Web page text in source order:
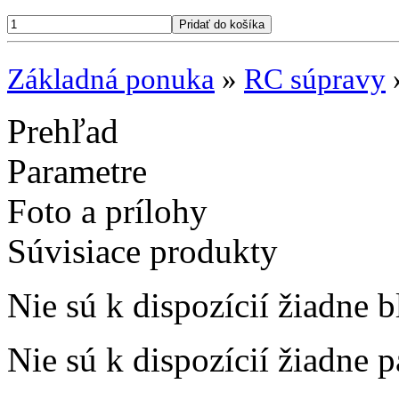
Základná ponuka » RC súpravy
Prehľad
Parametre
Foto a prílohy
Súvisiace produkty
Nie sú k dispozícií žiadne
Nie sú k dispozícií žiadne